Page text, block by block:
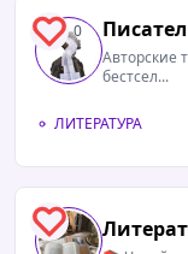
0
Авторские
бестсел...
ЛИТЕРАТУРА
0